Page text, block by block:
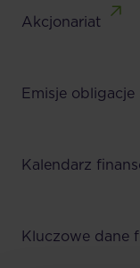
Akcjonariat
Emisje obligacje
Kalendarz
Kluczowe dane